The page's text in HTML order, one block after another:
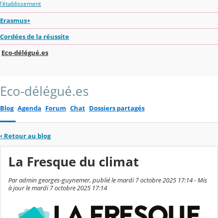
l'établissement
Erasmus+
Cordées de la réussite
Eco-délégué.es
Eco-délégué.es
Blog Agenda Forum Chat Dossiers partagés
‹ Retour au blog
La Fresque du climat
Par admin georges-guynemer, publié le mardi 7 octobre 2025 17:14 - Mis
à jour le mardi 7 octobre 2025 17:14